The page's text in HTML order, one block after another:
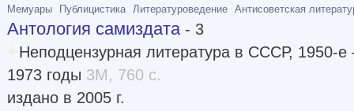
Мемуары
Публицистика Литературоведение Антисоветская
Антология самиздата - 3
Неподцензурная литература в СССР, 1950-
1973 годы 3M, 760 с.
издано в 2005 г.